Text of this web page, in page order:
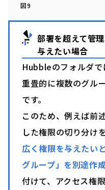
図9
部署を超えて管
与えたい場合
Hubbleのフォルダで
重畳的に複数のグル
です。
このため、例えば前
した権限の切り分け
広く権限を与えたい
グループ」を別途作
付けて、アクセス権